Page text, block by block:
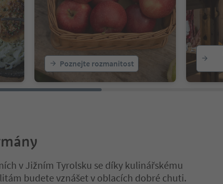
Poznejte rozmanitost
v Jižním Tyrolsku se díky kulinářskému
budete vznášet v oblacích dobré chuti.